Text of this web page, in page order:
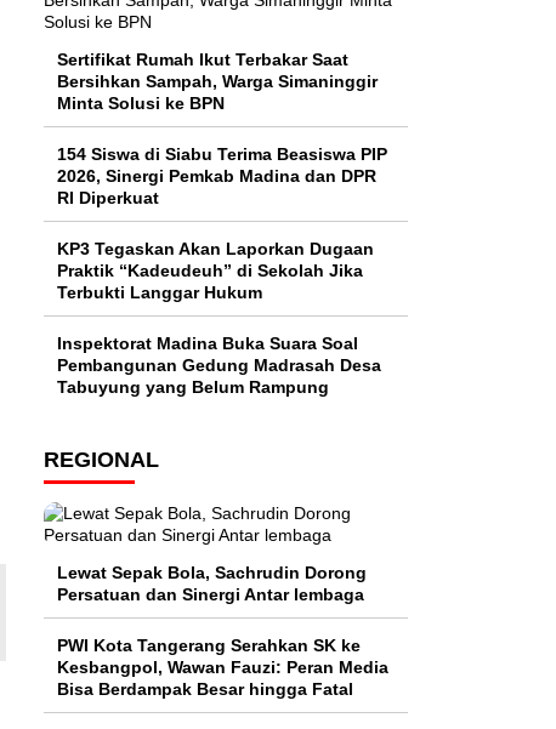
Sertifikat Rumah Ikut Terbakar Saat
Bersihkan Sampah, Warga Simaninggir
Minta Solusi ke BPN
154 Siswa di Siabu Terima Beasiswa PIP
2026, Sinergi Pemkab Madina dan DPR
RI Diperkuat
KP3 Tegaskan Akan Laporkan Dugaan
Praktik “Kadeudeuh” di Sekolah Jika
Terbukti Langgar Hukum
Inspektorat Madina Buka Suara Soal
Pembangunan Gedung Madrasah Desa
Tabuyung yang Belum Rampung
REGIONAL
Lewat Sepak Bola, Sachrudin Dorong
Persatuan dan Sinergi Antar lembaga
PWI Kota Tangerang Serahkan SK ke
Kesbangpol, Wawan Fauzi: Peran Media
Bisa Berdampak Besar hingga Fatal